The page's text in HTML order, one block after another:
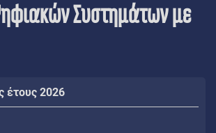
Συστημάτων με
έτους 2026